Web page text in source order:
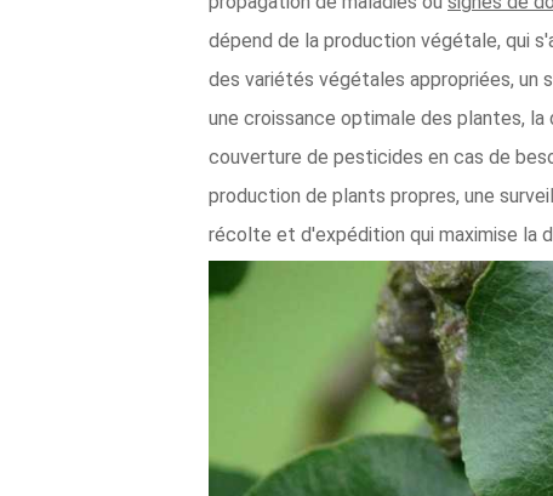
dépend de la production végétale, qui
des variétés végétales appropriées, un
une croissance optimale des plantes,
couverture de pesticides en cas de
production de plants propres, une
récolte et d'expédition qui maximise la